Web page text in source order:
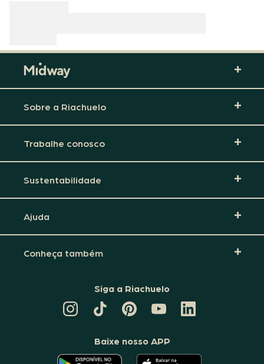
Sobre a Riachuelo
Trabalhe conosco
Sustentabilidade
Ajuda
Conheça também
Siga a Riachuelo
TIKTOK
DA
PINTEREST
DA
CANAL
DA
RIACHUELO
LINKEDIN
DA
Baixe nosso APP
O O